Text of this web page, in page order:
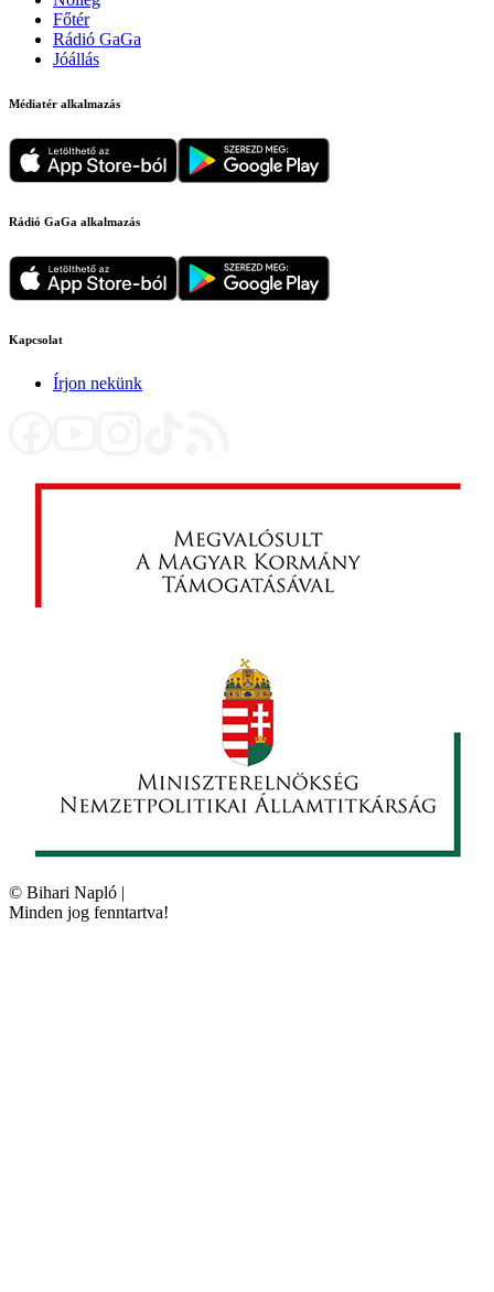
Főtér
Rádió GaGa
Jóállás
Médiatér alkalmazás
Rádió GaGa alkalmazás
Kapcsolat
Írjon nekünk
© Bihari Napló |
Minden jog fenntartva!